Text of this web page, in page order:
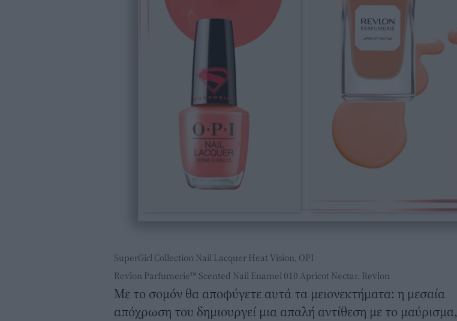
SuperGirl Collection Nail Lacquer Heat Vision, OPI
Revlon Parfumerie™ Scented Nail Enamel 010 Apricot Nectar, Revlon
Με το σομόν θα αποφύγετε αυτά τα μειονεκτήματα: η μεσαία
απόχρωση του δημιουργεί μια απαλή αντίθεση με το μαύρισμα,